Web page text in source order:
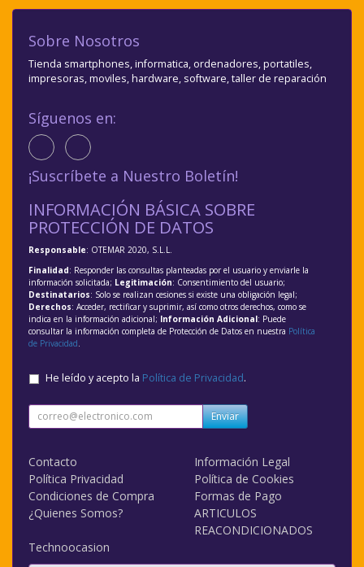
Sobre Nosotros
Tienda smartphones, informatica, ordenadores, portatiles,
impresoras, moviles, hardware, software, taller de reparación
Síguenos en:
¡Suscríbete a Nuestro Boletín!
INFORMACIÓN BÁSICA SOBRE
PROTECCIÓN DE DATOS
Responsable: OTEMAR 2020, S.L.L.
Finalidad: Responder las consultas planteadas por el usuario y enviarle la
información solicitada; Legitimación: Consentimiento del usuario;
Destinatarios: Solo se realizan cesiones si existe una obligación legal;
Derechos: Acceder, rectificar y suprimir, así como otros derechos, como se
indica en la información adicional; Información Adicional: Puede
consultar la información completa de Protección de Datos en nuestra Política
de Privacidad
He leído y acepto la Política de Privacidad.
Enviar
Contacto
Información Legal
Política Privacidad
Política de Cookies
Condiciones de Compra
Formas de Pago
¿Quienes Somos?
ARTICULOS
REACONDICIONADOS
Technoocasion